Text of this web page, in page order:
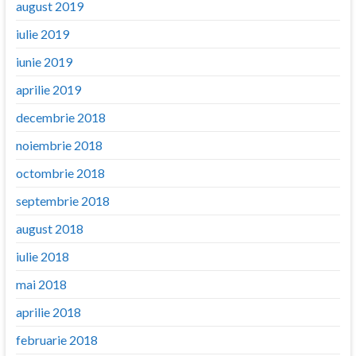
august 2019
iulie 2019
iunie 2019
aprilie 2019
decembrie 2018
noiembrie 2018
octombrie 2018
septembrie 2018
august 2018
iulie 2018
mai 2018
aprilie 2018
februarie 2018